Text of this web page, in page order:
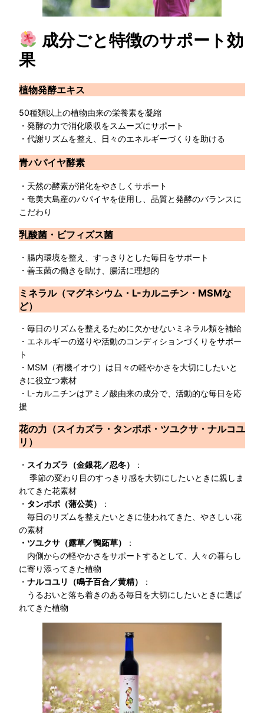
成分ごと特徴のサポート効
果
植物発酵エキス
50種類以上の植物由来の栄養素を凝縮
・発酵の力で消化吸収をスムーズにサポート
・代謝リズムを整え、日々のエネルギーづくりを助ける
青パパイヤ酵素
・天然の酵素が消化をやさしくサポート
・奄美大島産のパパイヤを使用し、品質と発酵のバランスに
こだわり
乳酸菌・ビフィズス菌
・腸内環境を整え、すっきりとした毎日をサポート
・善玉菌の働きを助け、腸活に理想的
ミネラル（マグネシウム ・L-カルニチン・MSMな
ど）
・毎日のリズムを整えるために欠かせないミネラル類を補給
・エネルギーの巡りや活動のコンディションづくりをサポー
ト
・MSM（有機イオウ）は日々の軽やかさを大切にしたいと
きに役立つ素材
・L-カルニチンはアミノ酸由来の成分で、活動的な毎日を応
援
花の力（スイカズラ・タンポポ・ツユクサ・ナルコユ
リ）
・ スイカズラ（金銀花／忍冬）
：
季節の変わり目のすっきり感を大切にしたいときに親しま
れてきた花素材
・ タンポポ（蒲公英）
：
毎日のリズムを整えたいときに使われてきた、やさしい花
の素材
・ツユクサ（露草／鴨跖草）
：
内側からの軽やかさをサポートするとして、人々の暮らし
に寄り添ってきた植物
・ ナルコユリ（鳴子百合／黄精）
：
うるおいと落ち着きのある毎日を大切にしたいときに選ば
れてきた植物